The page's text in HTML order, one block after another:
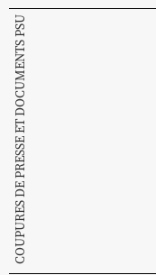
COUPURES DE PRESSE ET DOCUMENTS PSU